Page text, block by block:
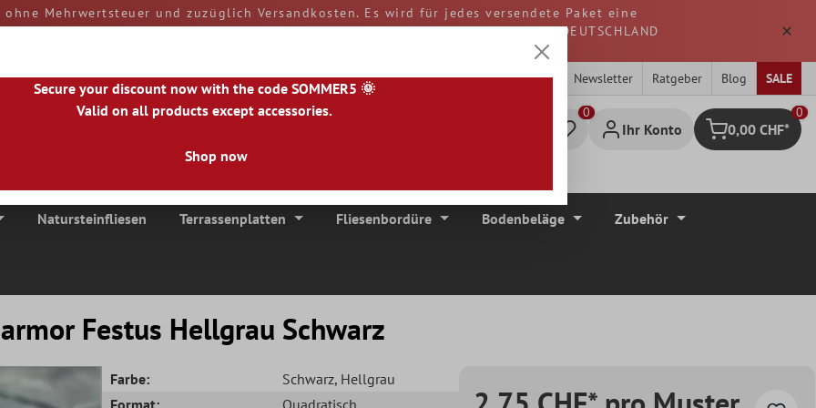
Mehrwertsteuer und zuzüglich Versandkosten. Es wird für jedes versendete Paket eine
Zölle sind bei Erhalt der Ware von Ihnen zu tragen. Alle Waren werden aus DEUTSCHLAND
Newsletter Ratgeber Blog SALE
Ihr Konto Warenkorb
0
0,00 CHF*
Natursteinfliesen Terrassenplatten Fliesenbordüre Bodenbeläge Zubehör
Festus Hellgrau Schwarz
Farbe: Schwarz, Hellgrau
Format:
Quadratisch
Secure your discount now with the code SOMMER5 🌞
Valid on all products except accessories.
Shop now